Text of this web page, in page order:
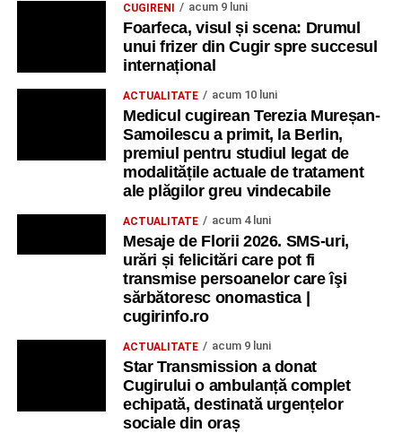
CUGIRENI acum 9 luni
Foarfeca, visul și scena: Drumul
unui frizer din Cugir spre succesul
internațional
ACTUALITATE acum 10 luni
Medicul cugirean Terezia Mureșan-
Samoilescu a primit, la Berlin,
premiul pentru studiul legat de
modalitățile actuale de tratament
ale plăgilor greu vindecabile
ACTUALITATE acum 4 luni
Mesaje de Florii 2026. SMS-uri,
urări și felicitări care pot fi
transmise persoanelor care îşi
sărbătoresc onomastica |
cugirinfo.ro
ACTUALITATE acum 9 luni
Star Transmission a donat
Cugirului o ambulanță complet
echipată, destinată urgențelor
sociale din oraș